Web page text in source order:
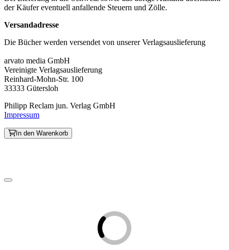
der Käufer eventuell anfallende Steuern und Zölle.
Versandadresse
Die Bücher werden versendet von unserer Verlagsauslieferung
arvato media GmbH
Vereinigte Verlagsauslieferung
Reinhard-Mohn-Str. 100
33333 Gütersloh
Philipp Reclam jun. Verlag GmbH
Impressum
In den Warenkorb